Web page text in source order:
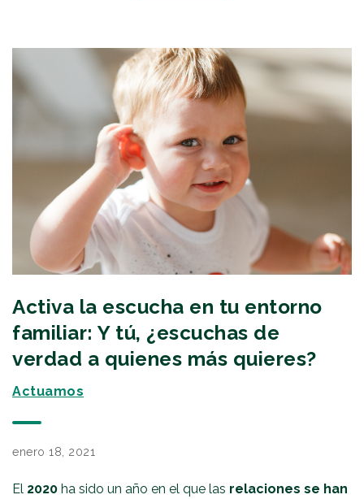
CERRAR SESIÓN
Activa la escucha en tu entorno
familiar: Y tú, ¿escuchas de
verdad a quienes más quieres?
Actuamos
enero 18, 2021
El 2020 ha sido un año en el que las relaciones se han